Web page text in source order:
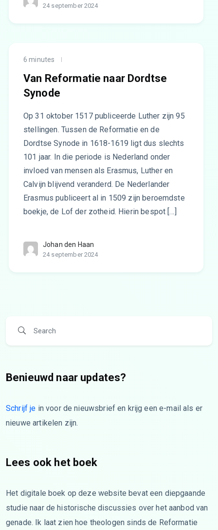
24 september 2024
6 minutes
Van Reformatie naar Dordtse
Synode
Op 31 oktober 1517 publiceerde Luther zijn 95
stellingen. Tussen de Reformatie en de
Dordtse Synode in 1618-1619 ligt dus slechts
101 jaar. In die periode is Nederland onder
invloed van mensen als Erasmus, Luther en
Calvijn blijvend veranderd. De Nederlander
Erasmus publiceert al in 1509 zijn beroemdste
boekje, de Lof der zotheid. Hierin bespot […]
Johan den Haan
24 september 2024
Benieuwd naar updates?
Schrijf je in voor de nieuwsbrief en krijg een e-mail als er
nieuwe artikelen zijn.
Lees ook het boek
Het digitale boek op deze website bevat een diepgaande
studie naar de historische discussies over het aanbod van
genade. Ik laat zien hoe theologen sinds de Reformatie